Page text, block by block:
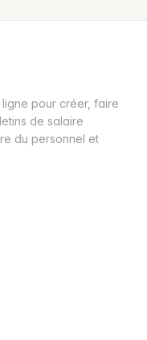
pour créer, faire
de salaire
du personnel et